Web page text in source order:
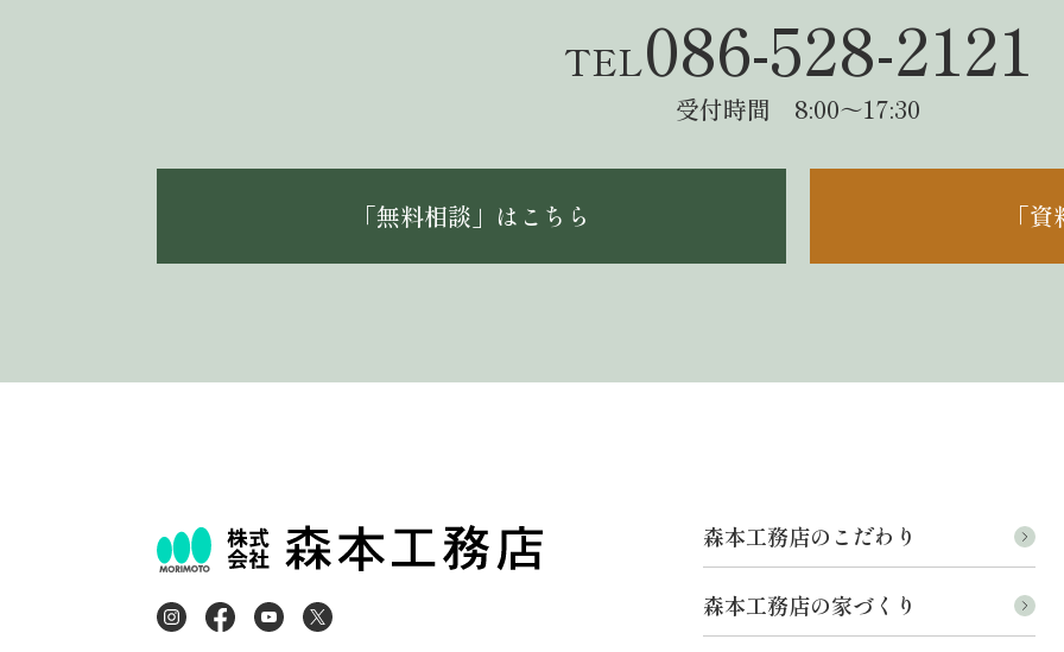
TEL086-528-2121
受付時間 8:00～17:30
「無料相談」はこちら 「
森本工務店のこだわり
森本工務店の家づくり